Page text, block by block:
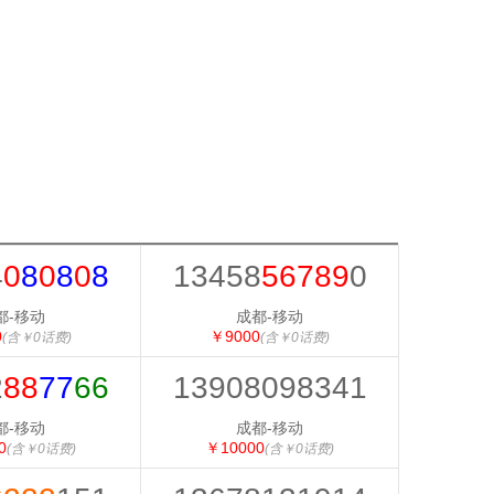
080808
-移动
(含￥0话费)
13458567890
成都-移动
￥9000(含￥0话费)
887766
-移动
(含￥0话费)
13908098341
成都-移动
￥10000(含￥0话费)